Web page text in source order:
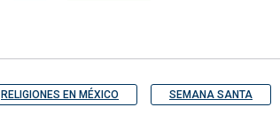
RELIGIONES EN MÉXICO SEMANA SANTA